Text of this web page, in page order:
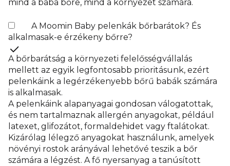
mind a baba bőre, mind a környezet számára.
A Moomin Baby pelenkák bőrbarátok? És
alkalmasak-e érzékeny bőrre?
A bőrbarátság a környezeti felelősségvállalás
mellett az egyik legfontosabb prioritásunk, ezért
pelenkáink a legérzékenyebb bőrű babák számára
is alkalmasak.
A pelenkáink alapanyagai gondosan válogatottak,
és nem tartalmaznak allergén anyagokat, például
latexet, glifozátot, formaldehidet vagy ftalátokat.
Kizárólag lélegző anyagokat használunk, amelyek
növényi rostok arányával lehetővé teszik a bőr
számára a légzést. A fő nyersanyag a tanúsított